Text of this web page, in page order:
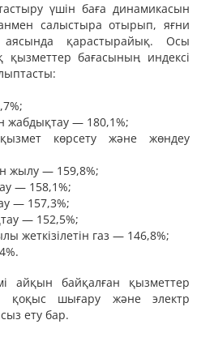
үшін баға динамикасын
салыстыра отырып, яғни
аясында қарастырайық. Осы
қызметтер бағасының индексі
жабдықтау — 180,1%;
көрсету және жөндеу
жылу — 159,8%;
— 158,1%;
— 157,3%;
— 152,5%;
жеткізілетін газ — 146,8%;
айқын байқалған қызметтер
қоқыс шығару және электр
ету бар.